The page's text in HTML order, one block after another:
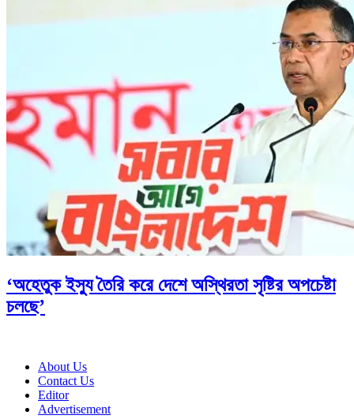
‘অহেতুক ইস্যু তৈরি করে দেশে অস্থিরতা সৃষ্টির অপচেষ্টা
চলছে’
About Us
Contact Us
Editor
Advertisement